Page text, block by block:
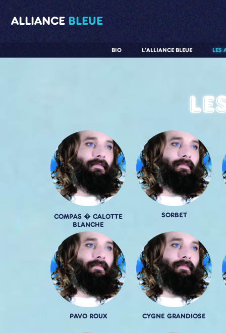
ALLIANCE BLEUE
LES
L'ALLIANCE BLEUE
BIO
COMPAS � CALOTTE
BLANCHE
SORBET
PAVO ROUX CYGNE GRANDIOSE